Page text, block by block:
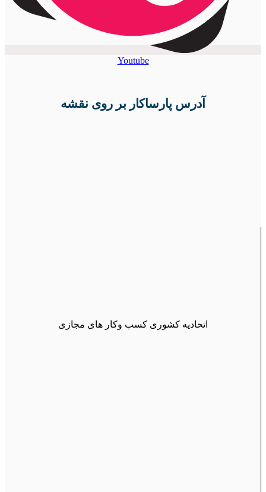
Youtube
آدرس پارساکار بر روی نقشه
اتحادیه کشوری کسب وکار های مجازی